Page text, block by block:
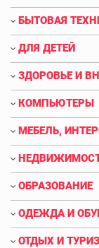
БЫТОВАЯ
ДЛЯ ДЕТЕЙ
ЗДОРОВЬЕ И
КОМПЬЮТЕРЫ
МЕБЕЛЬ,
ОБРАЗОВАНИЕ
ОДЕЖДА И
ОТДЫХ И